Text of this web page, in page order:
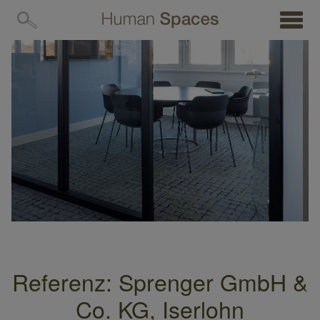
MENÜ
Referenz: Sprenger GmbH &
Co. KG, Iserlohn